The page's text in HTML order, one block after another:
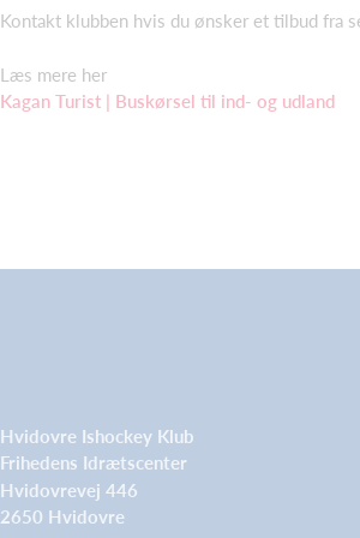
Kontakt klubben hvis du ønsker et tilbud fra
Læs mere her
Kagan Turist | Buskørsel til ind- og udland
Hvidovre Ishockey Klub
Frihedens Idrætscenter
Hvidovrevej 446
2650 Hvidovre